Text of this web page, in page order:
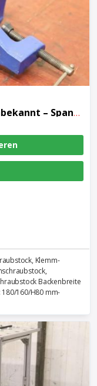
Bankschraubstock 80 mm von unbekannt – Spannweite 75 mm
Klemm-
Backenbreite
180/160/H80 mm-